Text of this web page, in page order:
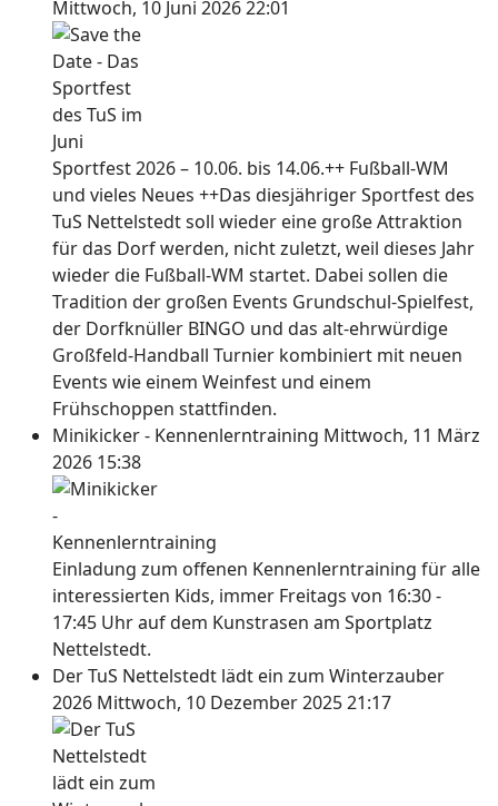
Mittwoch, 10 Juni 2026 22:01
Sportfest 2026 – 10.06. bis 14.06.++ Fußball-WM
und vieles Neues ++Das diesjähriger Sportfest des
TuS Nettelstedt soll wieder eine große Attraktion
für das Dorf werden, nicht zuletzt, weil dieses Jahr
wieder die Fußball-WM startet. Dabei sollen die
Tradition der großen Events Grundschul-Spielfest,
der Dorfknüller BINGO und das alt-ehrwürdige
Großfeld-Handball Turnier kombiniert mit neuen
Events wie einem Weinfest und einem
Frühschoppen stattfinden.
Minikicker - Kennenlerntraining Mittwoch, 11 März
2026 15:38
Einladung zum offenen Kennenlerntraining für alle
interessierten Kids, immer Freitags von 16:30 -
17:45 Uhr auf dem Kunstrasen am Sportplatz
Nettelstedt.
Der TuS Nettelstedt lädt ein zum Winterzauber
2026 Mittwoch, 10 Dezember 2025 21:17